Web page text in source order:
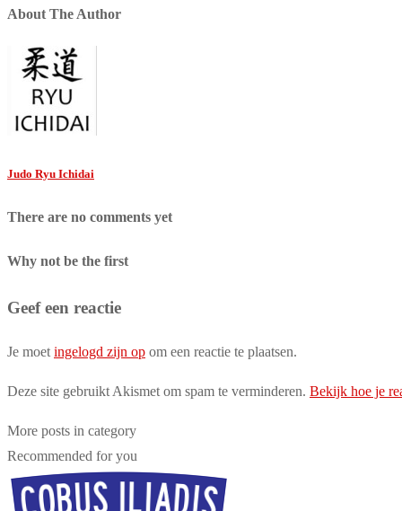
About The Author
Judo Ryu Ichidai
There are no comments yet
Why not be the first
Geef een reactie
Je moet ingelogd zijn op om een reactie te plaatsen.
Deze site gebruikt Akismet om spam te verminderen. Bekijk hoe je
More posts in category
Recommended for you